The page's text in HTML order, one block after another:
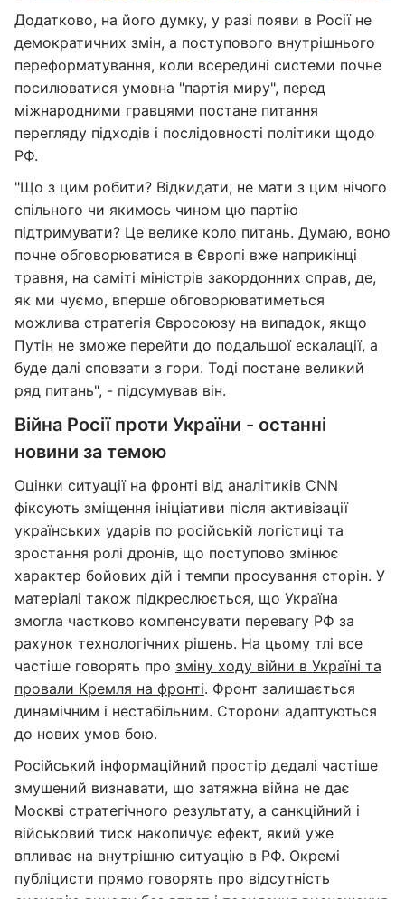
Додатково, на його думку, у разі появи в Росії не
демократичних змін, а поступового внутрішнього
переформатування, коли всередині системи почне
посилюватися умовна "партія миру", перед
міжнародними гравцями постане питання
перегляду підходів і послідовності політики щодо
РФ.
"Що з цим робити? Відкидати, не мати з цим нічого
спільного чи якимось чином цю партію
підтримувати? Це велике коло питань. Думаю, воно
почне обговорюватися в Європі вже наприкінці
травня, на саміті міністрів закордонних справ, де,
як ми чуємо, вперше обговорюватиметься
можлива стратегія Євросоюзу на випадок, якщо
Путін не зможе перейти до подальшої ескалації, а
буде далі сповзати з гори. Тоді постане великий
ряд питань", - підсумував він.
Війна Росії проти України - останні
новини за темою
Оцінки ситуації на фронті від аналітиків CNN
фіксують зміщення ініціативи після активізації
українських ударів по російській логістиці та
зростання ролі дронів, що поступово змінює
характер бойових дій і темпи просування сторін. У
матеріалі також підкреслюється, що Україна
змогла частково компенсувати перевагу РФ за
рахунок технологічних рішень. На цьому тлі все
частіше говорять про зміну ходу війни в Україні та
провали Кремля на фронті. Фронт залишається
динамічним і нестабільним. Сторони адаптуються
до нових умов бою.
Російський інформаційний простір дедалі частіше
змушений визнавати, що затяжна війна не дає
Москві стратегічного результату, а санкційний і
військовий тиск накопичує ефект, який уже
впливає на внутрішню ситуацію в РФ. Окремі
публіцисти прямо говорять про відсутність